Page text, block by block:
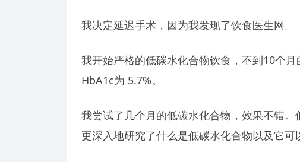
我决定延迟手术，因为我发现了饮食医生网。
我开始严格的低碳水化合物饮食，不到10个
HbA1c为 5.7%。
我尝试了几个月的低碳水化合物，效果不错
更深入地研究了什么是低碳水化合物以及它可